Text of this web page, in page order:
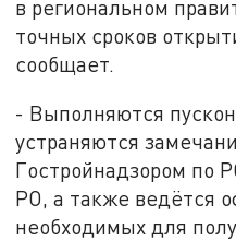
в региональном
точных сроков
сообщает.
- Выполняются
устраняются
Гостройнадзором по
РО, а также ведётся
необходимых для